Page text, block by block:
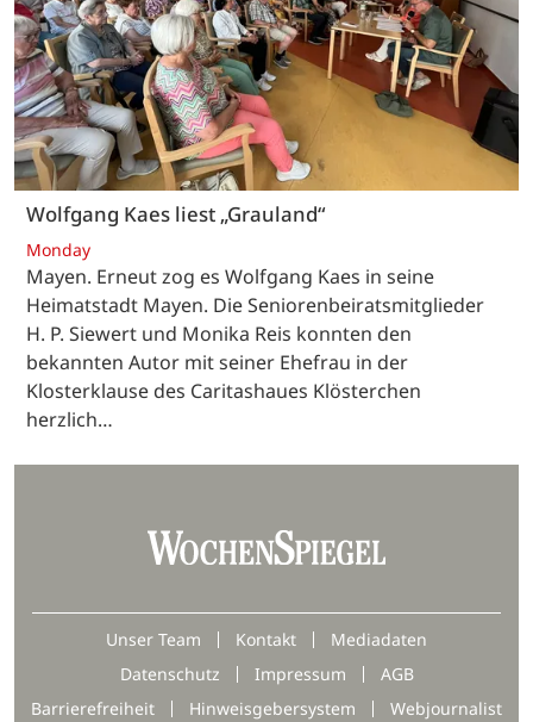
Wolfgang Kaes liest „Grauland“
Monday
Mayen. Erneut zog es Wolfgang Kaes in seine
Heimatstadt Mayen. Die Seniorenbeiratsmitglieder
H. P. Siewert und Monika Reis konnten den
bekannten Autor mit seiner Ehefrau in der
Klosterklause des Caritashaues Klösterchen
herzlich…
Unser Team Kontakt
Mediadaten
Datenschutz
Impressum
AGB
Barrierefreiheit
Hinweisgebersystem Webjournalist